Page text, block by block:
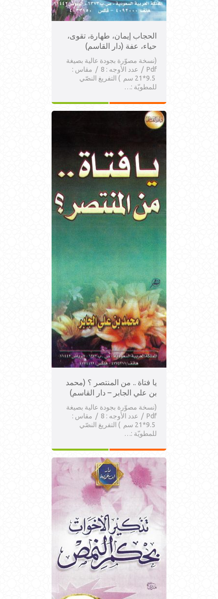
الحجاب إيمان، طهارة، تقوى،
حياء، عفة (دار القاسم)
(نسخة مصوّرة بجودة عالية بصيغة
Pdf / عدد الأوجه : 8 / مقاس :
9.5*21 سم ) التفريغ النصّي
للمطويّة :…
يا فتاة .. من المنتصر ؟ (محمد
بن علي الجابر – دار القاسم)
(نسخة مصوّرة بجودة عالية بصيغة
Pdf / عدد الأوجه : 8 / مقاس :
9.5*21 سم ) التفريغ النصّي
للمطويّة :…